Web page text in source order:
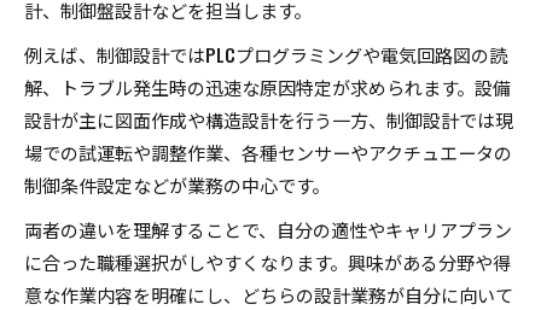
計、制御盤設計などを担当します。
例えば、制御設計ではPLCプログラミングや電気回路図の読
解、トラブル発生時の迅速な原因特定が求められます。設備
設計が主に図面作成や構造設計を行う一方、制御設計では現
場での試運転や調整作業、各種センサーやアクチュエータの
制御条件設定などが業務の中心です。
両者の違いを理解することで、自分の適性やキャリアプラン
に合った職種選択がしやすくなります。興味がある分野や得
意な作業内容を明確にし、どちらの設計業務が自分に向いて